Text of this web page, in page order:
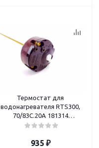
Термостат для
водонагревателя RTS300,
70/83С.20А 181314
WTH401UN
935₽